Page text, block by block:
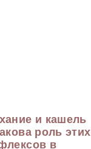
и кашель
роль этих
в